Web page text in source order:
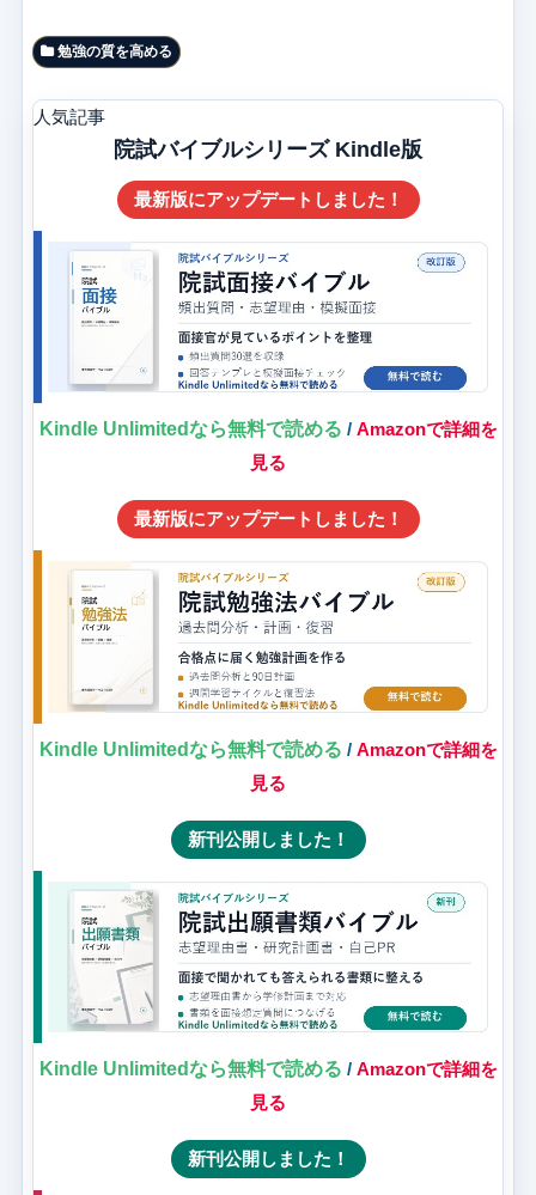
勉強の質を高める
人気記事
院試バイブルシリーズ Kindle版
最新版にアップデートしました！
Kindle Unlimitedなら無料で読める / Amazonで詳細を
見る
最新版にアップデートしました！
Kindle Unlimitedなら無料で読める / Amazonで詳細を
見る
新刊公開しました！
Kindle Unlimitedなら無料で読める / Amazonで詳細を
見る
新刊公開しました！